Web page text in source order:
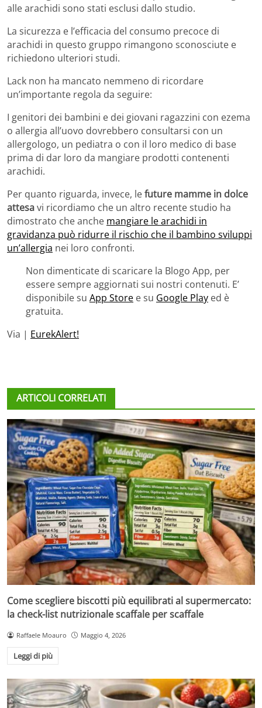
alle arachidi sono stati esclusi dallo studio.
La sicurezza e l’efficacia del consumo precoce di
arachidi in questo gruppo rimangono sconosciute e
richiedono ulteriori studi.
Lack non ha mancato nemmeno di ricordare
un’importante regola da seguire:
I genitori dei bambini e dei giovani ragazzini con ezema
o allergia all’uovo dovrebbero consultarsi con un
allergologo, un pediatra o con il loro medico di base
prima di dar loro da mangiare prodotti contenenti
arachidi.
Per quanto riguarda, invece, lefuture mamme in dolce
attesavi ricordiamo che un altro recente studio ha
dimostrato che anche mangiare le arachidi in
gravidanza può ridurre il rischio che il bambino sviluppi
un’allergia nei loro confronti.
Non dimenticate di scaricare la Blogo App, per
essere sempre aggiornati sui nostri contenuti. E’
disponibile su App Store e su Google Play ed è
gratuita.
Via | EurekAlert!
ARTICOLI CORRELATI
Come scegliere biscotti più equilibrati al supermercato:
la check-list nutrizionale scaffale per scaffale
Raffaele Moauro Maggio 4, 2026
Leggi di più